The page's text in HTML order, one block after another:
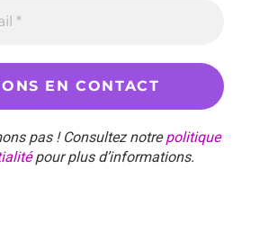
pas ! Consultez notrepolitique
pour plus d’informations.